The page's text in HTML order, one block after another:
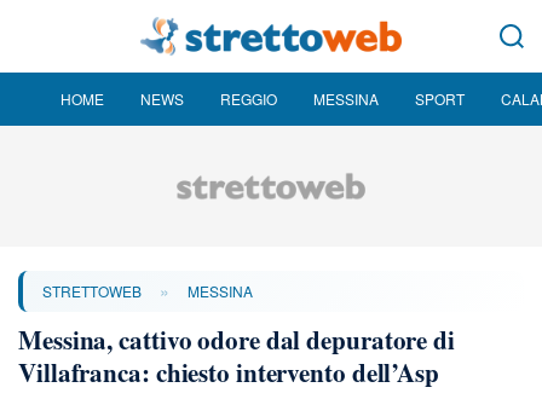
HOME NEWS REGGIO MESSINA SPORT
STRETTOWEB » MESSINA
Messina, cattivo odore dal depuratore di
Villafranca: chiesto intervento dell’Asp